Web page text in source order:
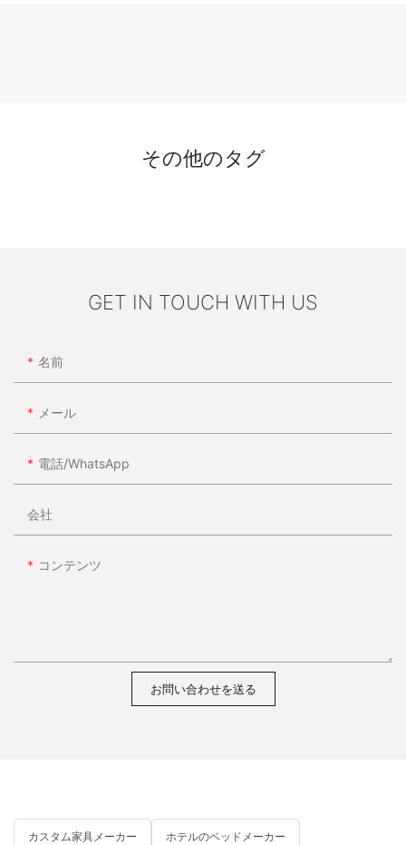
その他のタグ
GET IN TOUCH WITH US
名前
メール
電話/WhatsApp
会社
コンテンツ
お問い合わせを送る
カスタム家具メーカー ホテルのベッドメーカー